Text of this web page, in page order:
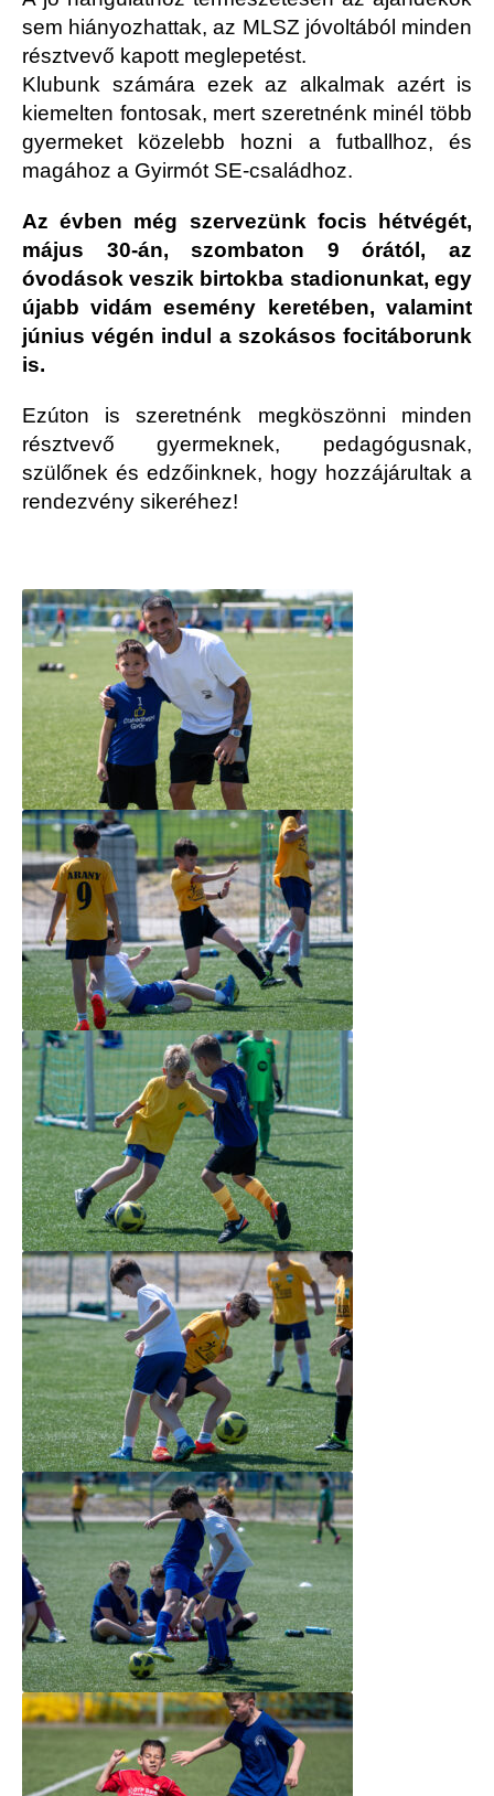
sem hiányozhattak, az MLSZ jóvoltából minden
résztvevő kapott meglepetést.
Klubunk számára ezek az alkalmak azért is
kiemelten fontosak, mert szeretnénk minél több
gyermeket közelebb hozni a futballhoz, és
magához a Gyirmót SE-családhoz.
Az évben még szervezünk focis hétvégét,
május 30-án, szombaton 9 órától, az
óvodások veszik birtokba stadionunkat, egy
újabb vidám esemény keretében, valamint
június végén indul a szokásos focitáborunk
is.
Ezúton is szeretnénk megköszönni minden
résztvevő gyermeknek, pedagógusnak,
szülőnek és edzőinknek, hogy hozzájárultak a
rendezvény sikeréhez!